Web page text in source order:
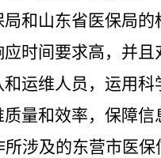
和山东省医保局
时间要求高，并
运维人员，运用
量和效率，保障
涉及的东营市医